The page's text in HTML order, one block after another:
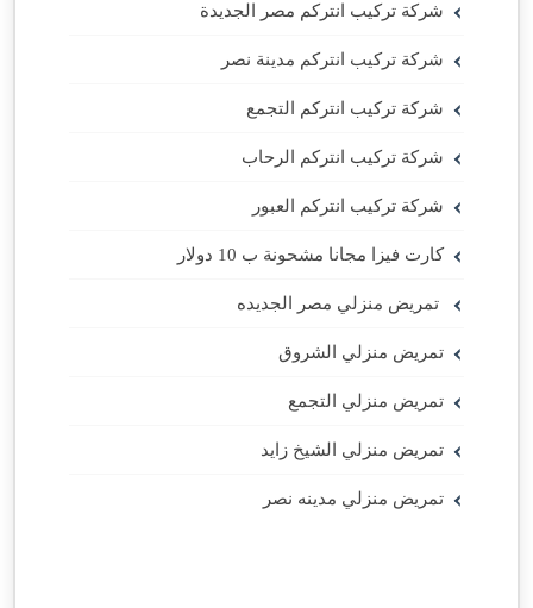
شركة تركيب انتركم مصر الجديدة
شركة تركيب انتركم مدينة نصر
شركة تركيب انتركم التجمع
شركة تركيب انتركم الرحاب
شركة تركيب انتركم العبور
كارت فيزا مجانا مشحونة ب 10 دولار
تمريض منزلي مصر الجديده
تمريض منزلي الشروق
تمريض منزلي التجمع
تمريض منزلي الشيخ زايد
تمريض منزلي مدينه نصر